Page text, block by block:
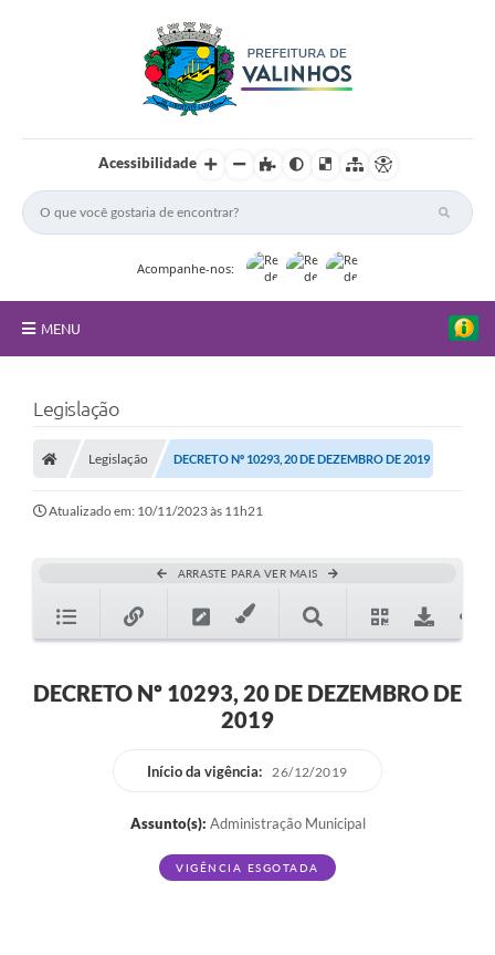
Acessibilidade
Acompanhe-nos:
MENU
Principal
Nossa Cidade
Secretarias
Transparência
Programa Famílias Fortes
Contratação de estagiário - estudante de Direito -
Vagas de emprego no PAT Valinhos
Legislação
Legislação DECRETO Nº 10293, 20 DE DEZEMBRO DE 2019
Atualizado em: 10/11/2023 às 11h21
ARRASTE PARA VER MAIS
DECRETO Nº 10293, 20 DE DEZEMBRO DE
2019
Início da vigência: 26/12/2019
Assunto(s): Administração Municipal
VIGÊNCIA ESGOTADA